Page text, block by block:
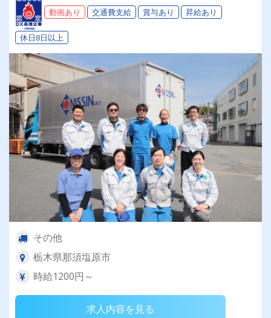
動画あり 交通費支給 賞与あり 昇給あり
休日8日以上
その他
栃木県那須塩原市
時給1200円～
求人内容を見る